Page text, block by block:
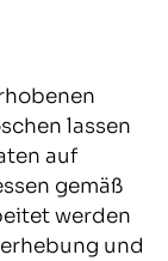
lassen
auf
gemäß
werden
und